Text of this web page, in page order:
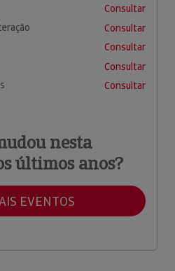
Consultar
Consultar
Consultar
Consultar
Consultar
nesta
últimos anos?
EVENTOS